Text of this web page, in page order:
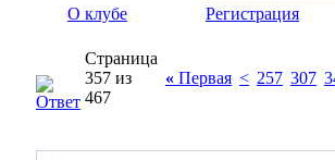
О клубе
Регистрация
Страница
357 из
467
« Первая < 257 307